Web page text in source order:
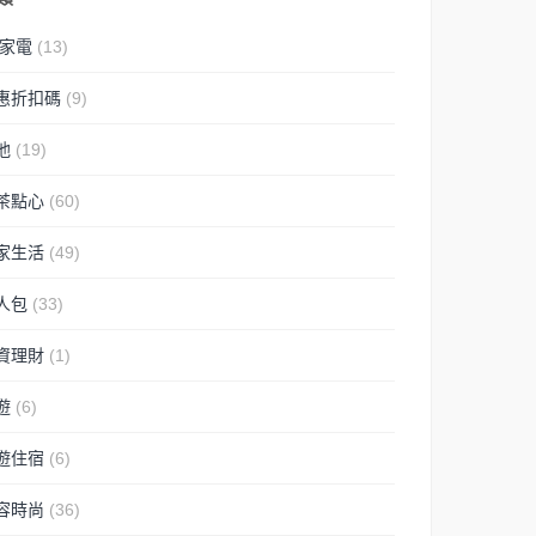
電 (13)
折扣碼(9)
(19)
點心(60)
生活(49)
包 (33)
理財(1)
(6)
住宿 (6)
時尚 (36)